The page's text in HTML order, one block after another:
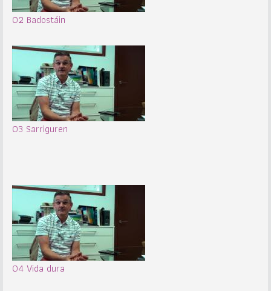
02 Badostáin
03 Sarriguren
04 Vida dura